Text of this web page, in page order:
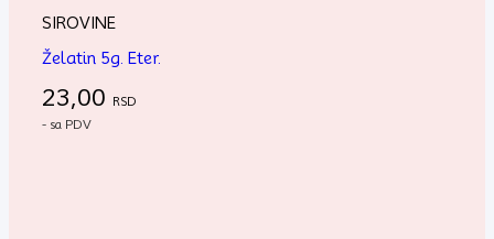
SIROVINE
Želatin 5g. Eter.
23,00 RSD
- sa PDV